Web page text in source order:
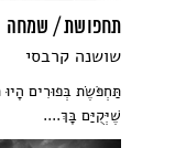
תחפושת / שמחה
שושנה קרבסי
תַּחְפֹּשֶׂת בְּפוּרִים
שֶׁיְּקֻיַּם בָּךְ....